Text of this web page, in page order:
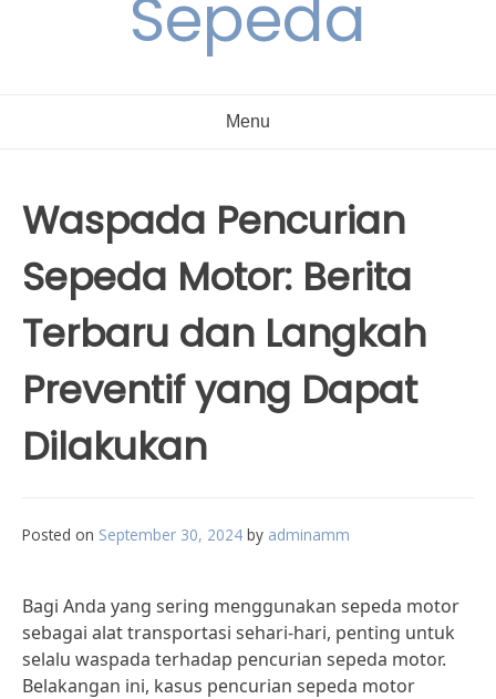
Sepeda
Menu
Waspada Pencurian
Sepeda Motor: Berita
Terbaru dan Langkah
Preventif yang Dapat
Dilakukan
Posted on September 30, 2024 by adminamm
Bagi Anda yang sering menggunakan sepeda motor
sebagai alat transportasi sehari-hari, penting untuk
selalu waspada terhadap pencurian sepeda motor.
Belakangan ini, kasus pencurian sepeda motor